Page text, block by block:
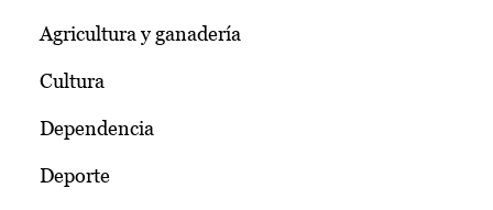
Agricultura y ganadería
Cultura
Dependencia
Deporte